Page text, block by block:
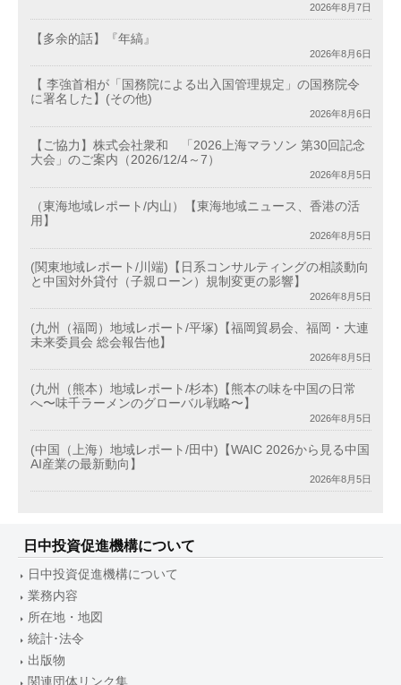
2026年8月7日
【多余的話】『年縞』
2026年8月6日
【 李強首相が「国務院による出入国管理規定」の国務院令
に署名した】(その他)
2026年8月6日
【ご協力】株式会社衆和 「2026上海マラソン 第30回記念
大会」のご案内（2026/12/4～7）
2026年8月5日
（東海地域レポート/内山）【東海地域ニュース、香港の活
用】
2026年8月5日
(関東地域レポート/川端)【日系コンサルティングの相談動向
と中国対外貸付（子親ローン）規制変更の影響】
2026年8月5日
(九州（福岡）地域レポート/平塚)【福岡貿易会、福岡・大連
未来委員会 総会報告他】
2026年8月5日
(九州（熊本）地域レポート/杉本)【熊本の味を中国の日常
へ〜味千ラーメンのグローバル戦略〜】
2026年8月5日
(中国（上海）地域レポート/田中)【WAIC 2026から見る中国
AI産業の最新動向】
2026年8月5日
日中投資促進機構について
日中投資促進機構について
業務内容
所在地・地図
統計･法令
出版物
関連団体リンク集